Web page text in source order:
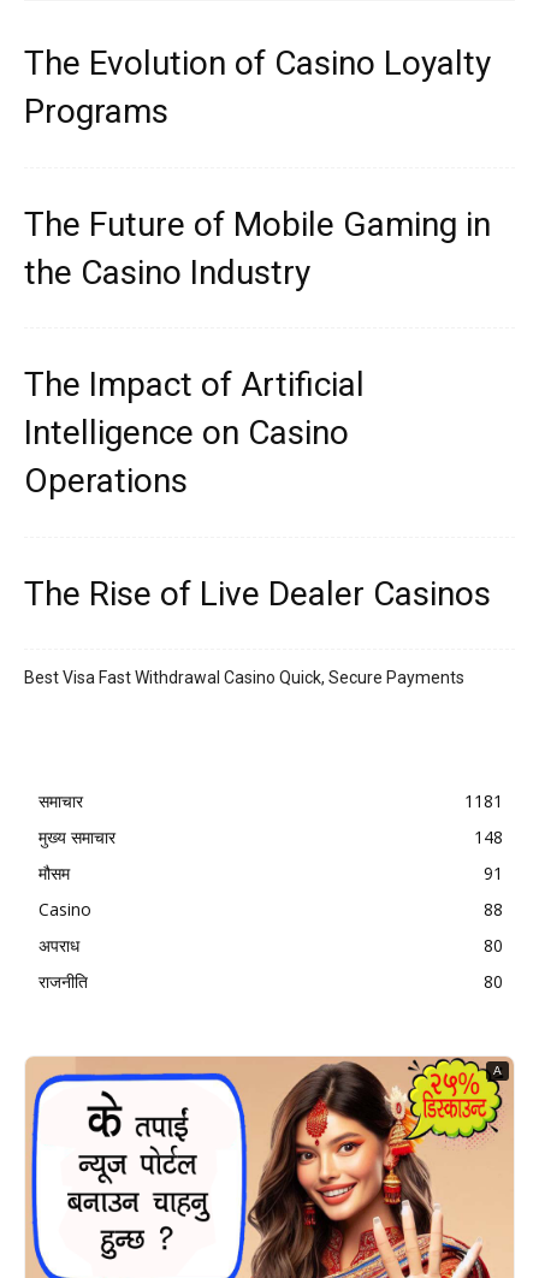
The Evolution of Casino Loyalty
Programs
The Future of Mobile Gaming in
the Casino Industry
The Impact of Artificial
Intelligence on Casino
Operations
The Rise of Live Dealer Casinos
Best Visa Fast Withdrawal Casino Quick, Secure Payments
समाचार
1181
मुख्य समाचार
148
मौसम
91
Casino
88
अपराध
80
राजनीति
80
A